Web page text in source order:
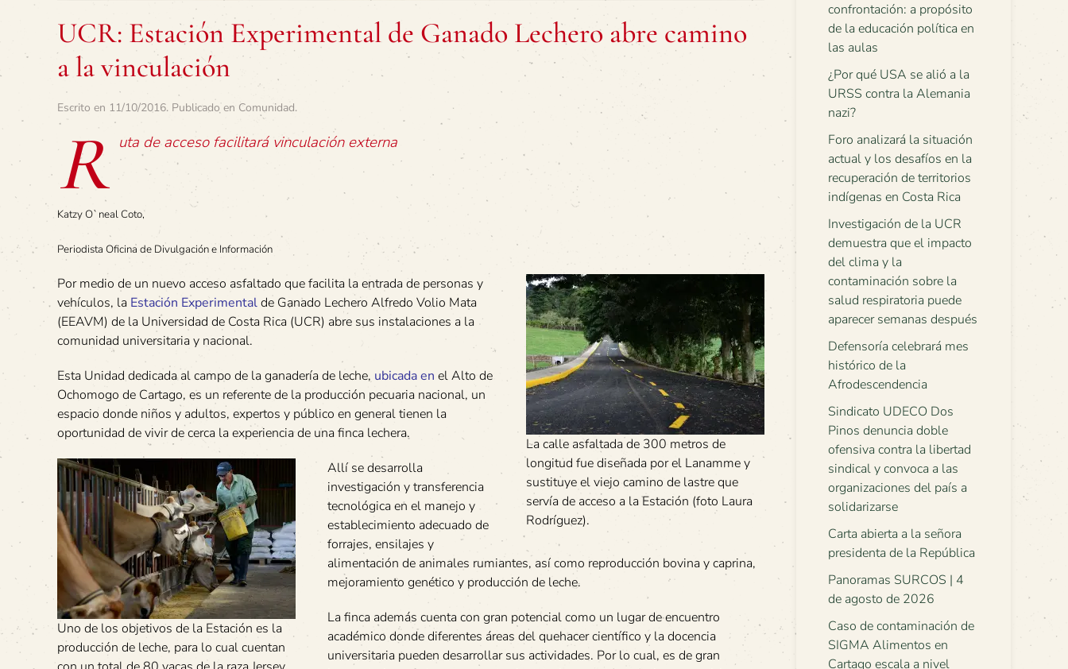
UCR: Estación Experimental de Ganado Lechero abre camino
a la vinculación
Escrito en 11/10/2016. Publicado en Comunidad.
R uta de acceso facilitará vinculación externa
Katzy O`neal Coto,
Periodista Oficina de Divulgación e Información
La calle asfaltada de 300 metros de
longitud fue diseñada por el Lanamme y
sustituye el viejo camino de lastre que
servía de acceso a la Estación (foto Laura
Rodríguez).
Por medio de un nuevo acceso asfaltado que facilita la entrada de personas y
vehículos, la Estación Experimentalde Ganado Lechero Alfredo Volio Mata
(EEAVM) de la Universidad de Costa Rica (UCR) abre sus instalaciones a la
comunidad universitaria y nacional.
Esta Unidad dedicada al campo de la ganadería de leche, ubicada en el Alto de
Ochomogo de Cartago, es un referente de la producción pecuaria nacional, un
espacio donde niños y adultos, expertos y público en general tienen la
oportunidad de vivir de cerca la experiencia de una finca lechera.
Uno de los objetivos de la Estación es la
producción de leche, para lo cual cuentan
Allí se desarrolla
investigación y transferencia
tecnológica en el manejo y
establecimiento adecuado de
forrajes, ensilajes y
alimentación de animales rumiantes, así como reproducción bovina y caprina,
mejoramiento genético y producción de leche.
La finca además cuenta con gran potencial como un lugar de encuentro
académico donde diferentes áreas del quehacer científico y la docencia
universitaria pueden desarrollar sus actividades. Por lo cual, es de gran
confrontación: a propósito
de la educación política en
las aulas
¿Por qué USA se alió a la
URSS contra la Alemania
nazi?
Foro analizará la situación
actual y los desafíos en la
recuperación de territorios
indígenas en Costa Rica
Investigación de la UCR
demuestra que el impacto
del clima y la
contaminación sobre la
salud respiratoria puede
aparecer semanas después
Defensoría celebrará mes
histórico de la
Afrodescendencia
Sindicato UDECO Dos
Pinos denuncia doble
ofensiva contra la libertad
sindical y convoca a las
organizaciones del país a
solidarizarse
Carta abierta a la señora
presidenta de la República
Panoramas SURCOS | 4
de agosto de 2026
Caso de contaminación de
SIGMA Alimentos en
Cartago escala a nivel